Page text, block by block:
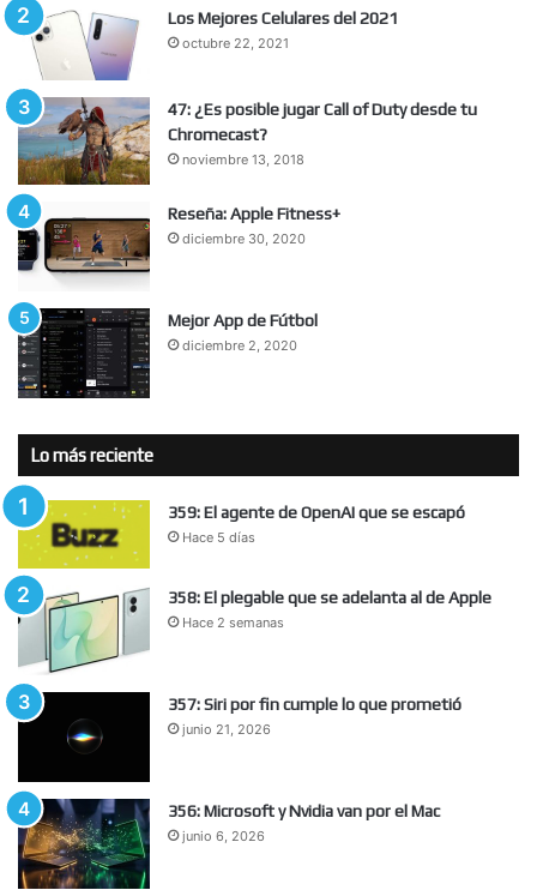
Los Mejores Celulares del 2021
octubre 22, 2021
47: ¿Es posible jugar Call of Duty desde tu
Chromecast?
noviembre 13, 2018
Reseña: Apple Fitness+
diciembre 30, 2020
Mejor App de Fútbol
diciembre 2, 2020
Lo más reciente
359: El agente de OpenAI que se escapó
Hace 5 días
358: El plegable que se adelanta al de Apple
Hace 2 semanas
357: Siri por fin cumple lo que prometió
junio 21, 2026
356: Microsoft y Nvidia van por el Mac
junio 6, 2026